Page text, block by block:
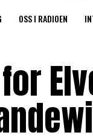
OSS I RADIOEN